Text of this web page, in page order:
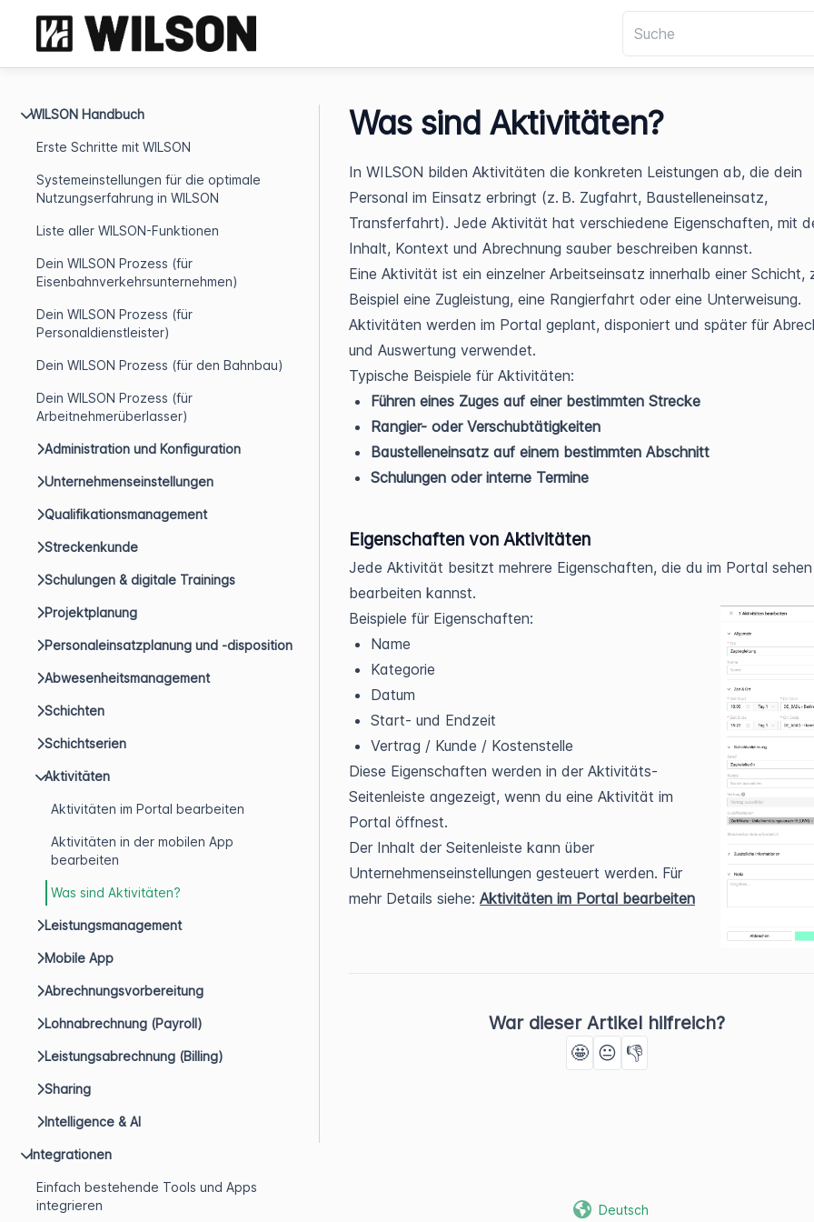
WILSON Handbuch
Erste Schritte mit WILSON
Systemeinstellungen für die optimale
Nutzungserfahrung in WILSON
Liste aller WILSON-Funktionen
Dein WILSON Prozess (für
Eisenbahnverkehrsunternehmen)
Dein WILSON Prozess (für
Personaldienstleister)
Dein WILSON Prozess (für den Bahnbau)
Dein WILSON Prozess (für
Arbeitnehmerüberlasser)
Administration und Konfiguration
Unternehmenseinstellungen
Qualifikationsmanagement
Streckenkunde
Schulungen & digitale Trainings
Projektplanung
Personaleinsatzplanung und -disposition
Abwesenheitsmanagement
Schichten
Schichtserien
Aktivitäten
Aktivitäten im Portal bearbeiten
Aktivitäten in der mobilen App
bearbeiten
Was sind Aktivitäten?
Leistungsmanagement
Mobile App
Abrechnungsvorbereitung
Lohnabrechnung (Payroll)
Leistungsabrechnung (Billing)
Sharing
Intelligence & AI
Integrationen
Einfach bestehende Tools und Apps
integrieren
Was sind Aktivitäten?
In WILSON bilden Aktivitäten die konkreten Leistungen ab, die dein
Personal im Einsatz erbringt (z. B. Zugfahrt, Baustelleneinsatz,
Transferfahrt). Jede Aktivität hat verschiedene Eigenschaften, mit
Inhalt, Kontext und Abrechnung sauber beschreiben kannst.
Eine Aktivität ist ein einzelner Arbeitseinsatz innerhalb einer Schicht,
Beispiel eine Zugleistung, eine Rangierfahrt oder eine Unterweisung.
Aktivitäten werden im Portal geplant, disponiert und später für
und Auswertung verwendet.
Typische Beispiele für Aktivitäten:
Führen eines Zuges auf einer bestimmten Strecke
Rangier- oder Verschubtätigkeiten
Baustelleneinsatz auf einem bestimmten Abschnitt
Schulungen oder interne Termine
Eigenschaften von Aktivitäten
Jede Aktivität besitzt mehrere Eigenschaften, die du im Portal
bearbeiten kannst.
Beispiele für Eigenschaften:
Name
Kategorie
Datum
Start- und Endzeit
Vertrag / Kunde / Kostenstelle
Diese Eigenschaften werden in der Aktivitäts-
Seitenleiste angezeigt, wenn du eine Aktivität im
Portal öffnest.
Der Inhalt der Seitenleiste kann über
Unternehmenseinstellungen gesteuert werden. Für
mehr Details siehe: Aktivitäten im Portal bearbeiten
War dieser Artikel hilfreich?
🤩 😐 👎
Deutsch